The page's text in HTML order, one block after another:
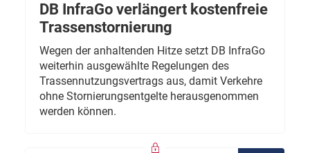
DB InfraGo verlängert kostenfreie
Trassenstornierung
Wegen der anhaltenden Hitze setzt DB InfraGo
weiterhin ausgewählte Regelungen des
Trassennutzungsvertrags aus, damit Verkehre
ohne Stornierungsentgelte herausgenommen
werden können.